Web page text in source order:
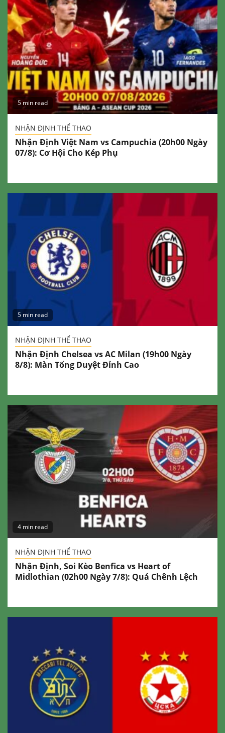
5 min read
NHẬN ĐỊNH THỂ THAO
Nhận Định Việt Nam vs Campuchia (20h00 Ngày
07/8): Cơ Hội Cho Kép Phụ
5 min read
NHẬN ĐỊNH THỂ THAO
Nhận Định Chelsea vs AC Milan (19h00 Ngày
8/8): Màn Tổng Duyệt Đỉnh Cao
4 min read
NHẬN ĐỊNH THỂ THAO
Nhận Định, Soi Kèo Benfica vs Heart of
Midlothian (02h00 Ngày 7/8): Quá Chênh Lệch